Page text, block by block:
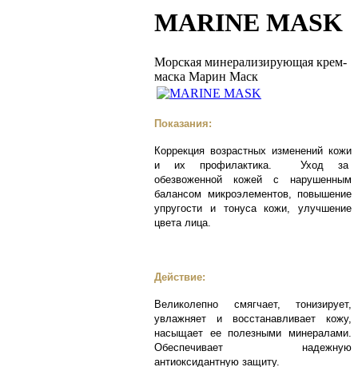
MARINE MASK
Морская минерализирующая крем-
маска Марин Маск
Показания:
Коррекция возрастных изменений кожи
и их профилактика. Уход за
обезвоженной кожей с нарушенным
балансом микроэлементов, повышение
упругости и тонуса кожи, улучшение
цвета лица.
Действие:
Великолепно смягчает, тонизирует,
увлажняет и восстанавливает кожу,
насыщает ее полезными минералами.
Обеспечивает надежную
антиоксидантную защиту.